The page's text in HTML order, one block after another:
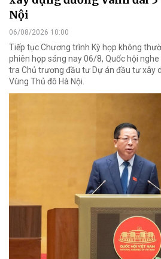
Nội
06/08/2026 10:00
Tiếp tục Chương trình Kỳ họp không
phiên họp sáng nay 06/8, Quốc hội
tra Chủ trương đầu tư Dự án đầu tư xây
Vùng Thủ đô Hà Nội.